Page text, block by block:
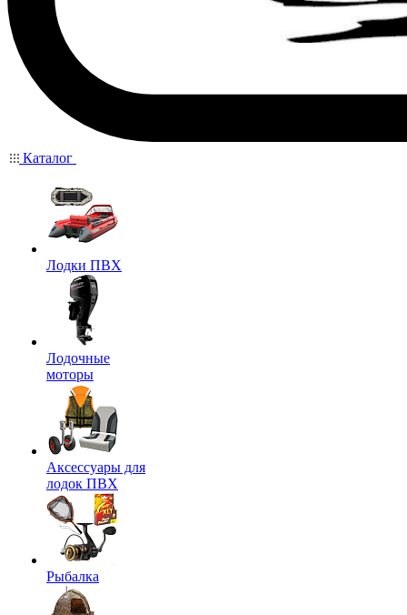
Каталог
Лодки ПВХ
Лодочные
моторы
Аксессуары для
лодок ПВХ
Рыбалка